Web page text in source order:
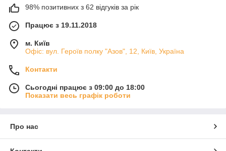
98% позитивних з 62 відгуків за рік
Працює з 19.11.2018
м. Київ
Офіс: вул. Героїв полку "Азов", 12, Київ, Україна
Контакти
Сьогодні працює з 09:00 до 18:00
Показати весь графік роботи
Про нас